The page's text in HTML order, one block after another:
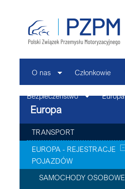
O nas Członkowie
Bezpieczeństwo Europa
Europa
TRANSPORT
EUROPA - REJESTRACJE
POJAZDÓW
SAMOCHODY OSOBOWE